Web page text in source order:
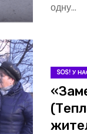
одну…
SOS! У